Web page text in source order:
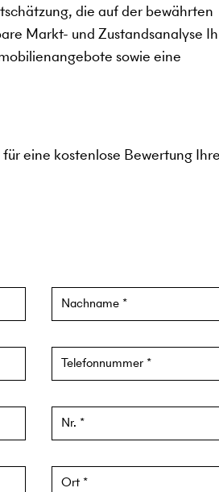
die auf der bewährten
Markt- und Zustandsanalyse
sowie eine
eine kostenlose Bewertung
Nachname
Telefonnummer
Nr.
Ort